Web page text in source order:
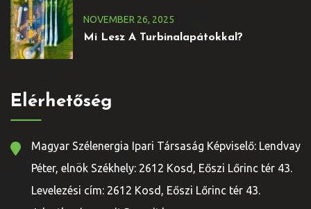
NOVEMBER 26, 2025
Mi Lesz A Turbinalapátokkal?
Elérhetőség
Magyar Szélenergia Ipari Társaság Képviselő: Lendvay
Péter, elnök Székhely: 2612 Kosd, Eőszi Lőrinc tér 43.
Levelezési cím: 2612 Kosd, Eőszi Lőrinc tér 43.